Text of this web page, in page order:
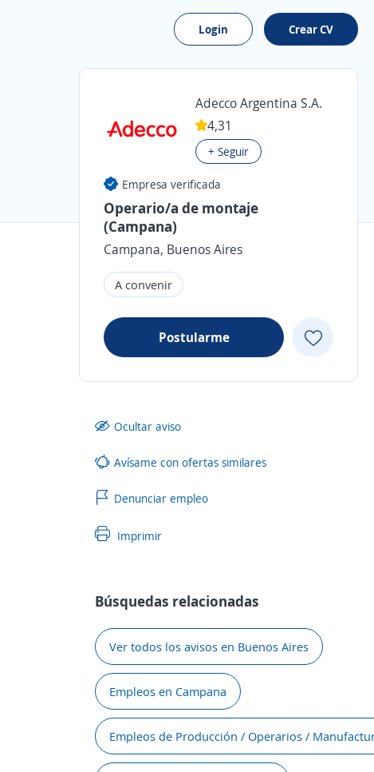
Login Crear CV
Adecco Argentina S.A.
4,31
+ Seguir
Empresa verificada
Operario/a de montaje
(Campana)
Campana, Buenos Aires
A convenir
Postularme
Ocultar aviso
Avísame con ofertas similares
Denunciar empleo
Imprimir
Búsquedas relacionadas
Ver todos los avisos en Buenos Aires
Empleos en Campana
Empleos de Producción / Operarios /